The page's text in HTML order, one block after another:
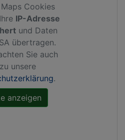
Cookies
IP-Adresse
und Daten
übertragen.
Sie auch
unsere
.